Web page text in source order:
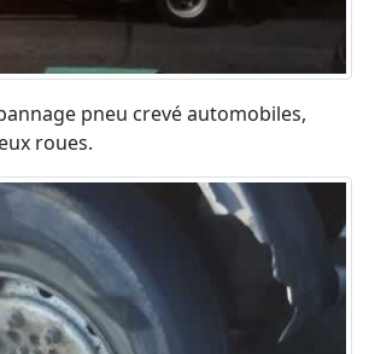
pneu crevé automobiles,
roues.